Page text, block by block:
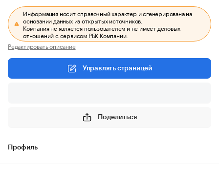
Информация носит справочный характер и сгенерирована на
основании данных из открытых источников.
Компания не является пользователем и не имеет деловых
отношений с сервисом РБК Компании.
Редактировать описание
Управлять страницей
Поделиться
Профиль